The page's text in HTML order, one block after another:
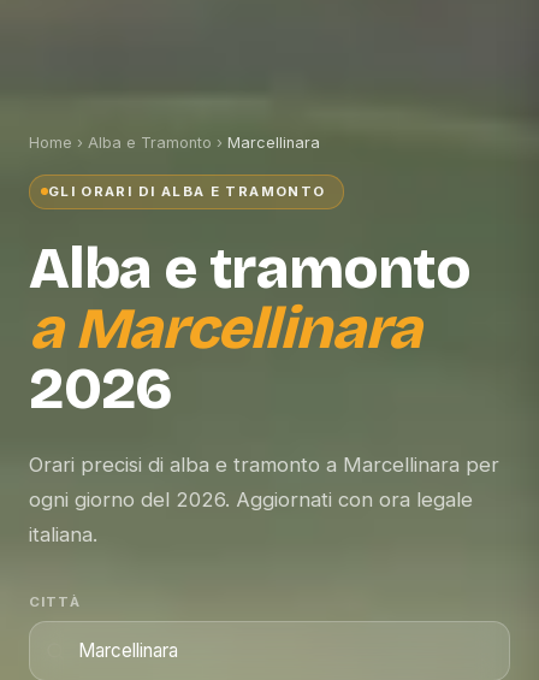
Home › Alba e Tramonto › Marcellinara
GLI ORARI DI ALBA E TRAMONTO
Alba e tramonto
aMarcellinara
2026
Orari precisi di alba e tramonto a Marcellinara per
ogni giorno del 2026. Aggiornati con ora legale
italiana.
CITTÀ